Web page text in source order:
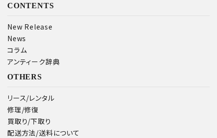
CONTENTS
New Release
News
コラム
アンティーク辞典
OTHERS
リース/レンタル
修理/修復
買取り/下取り
配送方法/送料について